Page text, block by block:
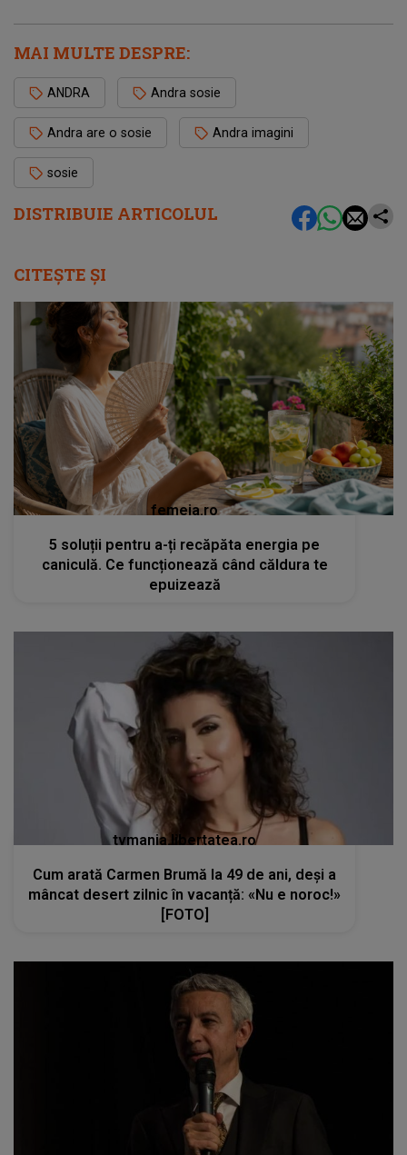
DISTRIBUIE ARTICOLUL
MAI MULTE DESPRE:
ANDRA Andra sosie
Andra are o sosie Andra imagini
sosie
CITEȘTE ȘI
femeia.ro
5 soluții pentru a-ți recăpăta energia pe
caniculă. Ce funcționează când căldura te
epuizează
tvmania.libertatea.ro
Cum arată Carmen Brumă la 49 de ani, deși a
mâncat desert zilnic în vacanță: «Nu e noroc!»
[FOTO]